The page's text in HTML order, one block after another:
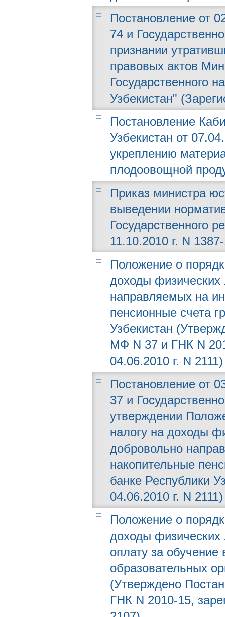
Постановление от
74 и
признании
правовых актов
Государственного
Узбекистан"
Постановление
Узбекистан от
укреплению
плодоовощной
Приказ министра
выведении
Государственного
11.10.2010 г. N
Положение о
доходы физических
направляемых на
пенсионные счета
Узбекистан
МФ N 37 и ГНК N
04.06.2010 г. N 2111)
Постановление от
37 и
утверждении
налогу на доходы
добровольно
накопительные
банке Республики
04.06.2010 г. N 2111)
Положение о
доходы физических
оплату за
образовательных
(Утверждено
ГНК N 2010-15,